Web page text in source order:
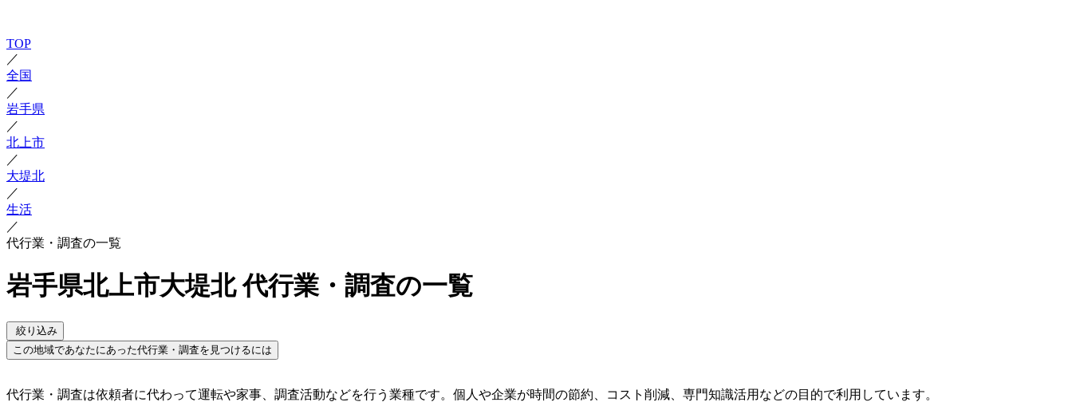
TOP
／
全国
／
岩手県
／
北上市
／
大堤北
／
生活
／
代行業・調査の一覧
岩手県北上市大堤北 代行業・調査の一覧
絞り込み
この地域であなたにあった代行業・調査を見つけるには
代行業・調査は依頼者に代わって運転や家事、調査活動などを行う業種です。個人や企業が時間の節約、コスト削減、専門知識活用などの目的で利用しています。